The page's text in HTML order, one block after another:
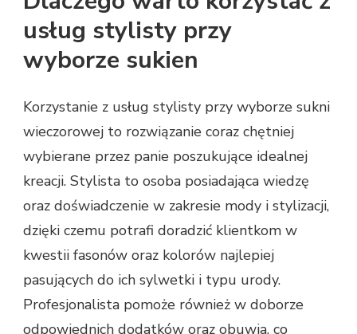
usług stylisty przy
wyborze sukien
Korzystanie z usług stylisty przy wyborze sukni
wieczorowej to rozwiązanie coraz chętniej
wybierane przez panie poszukujące idealnej
kreacji. Stylista to osoba posiadająca wiedzę
oraz doświadczenie w zakresie mody i stylizacji,
dzięki czemu potrafi doradzić klientkom w
kwestii fasonów oraz kolorów najlepiej
pasujących do ich sylwetki i typu urody.
Profesjonalista pomoże również w doborze
odpowiednich dodatków oraz obuwia, co